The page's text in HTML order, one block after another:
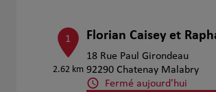
1
2.62 km
Florian Caisey et
18 Rue Paul Girondeau
92290 Chatenay Malabry
Fermé aujourd'hui